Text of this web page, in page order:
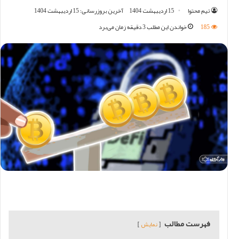
تیم محتوا 15 اردیبهشت 1404
آخرین بروزرسانی: 15 اردیبهشت 1404
185
خواندن این مطلب 3 دقیقه زمان می‌برد
فهرست مطالب نمایش